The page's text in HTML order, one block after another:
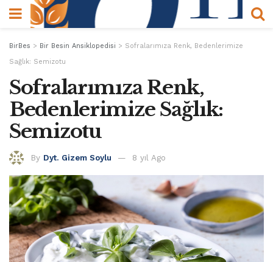
BirBes > Bir Besin Ansiklopedisi > Sofralarımıza Renk, Bedenlerimize
Sağlık: Semizotu
Sofralarımıza Renk,
Bedenlerimize Sağlık:
Semizotu
By Dyt. Gizem Soylu 8 yıl Ago